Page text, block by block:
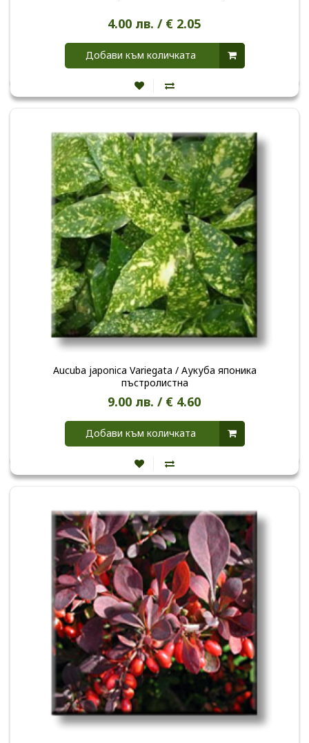
4.00 лв. / € 2.05
Добави към количката
Aucuba japonica Variegata / Аукуба японика
пъстролистна
9.00 лв. / € 4.60
Добави към количката